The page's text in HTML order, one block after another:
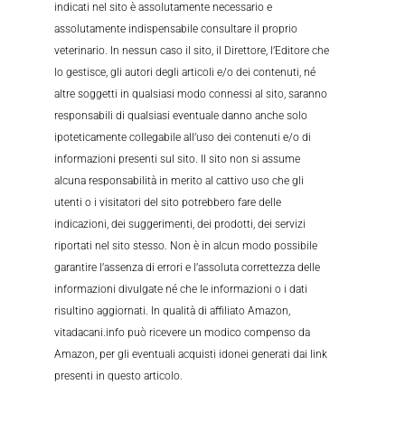
indicati nel sito è assolutamente necessario e
assolutamente indispensabile consultare il proprio
veterinario. In nessun caso il sito, il Direttore, l’Editore che
lo gestisce, gli autori degli articoli e/o dei contenuti, né
altre soggetti in qualsiasi modo connessi al sito, saranno
responsabili di qualsiasi eventuale danno anche solo
ipoteticamente collegabile all’uso dei contenuti e/o di
informazioni presenti sul sito. Il sito non si assume
alcuna responsabilità in merito al cattivo uso che gli
utenti o i visitatori del sito potrebbero fare delle
indicazioni, dei suggerimenti, dei prodotti, dei servizi
riportati nel sito stesso. Non è in alcun modo possibile
garantire l’assenza di errori e l’assoluta correttezza delle
informazioni divulgate né che le informazioni o i dati
risultino aggiornati. In qualità di affiliato Amazon,
vitadacani.info può ricevere un modico compenso da
Amazon, per gli eventuali acquisti idonei generati dai link
presenti in questo articolo.